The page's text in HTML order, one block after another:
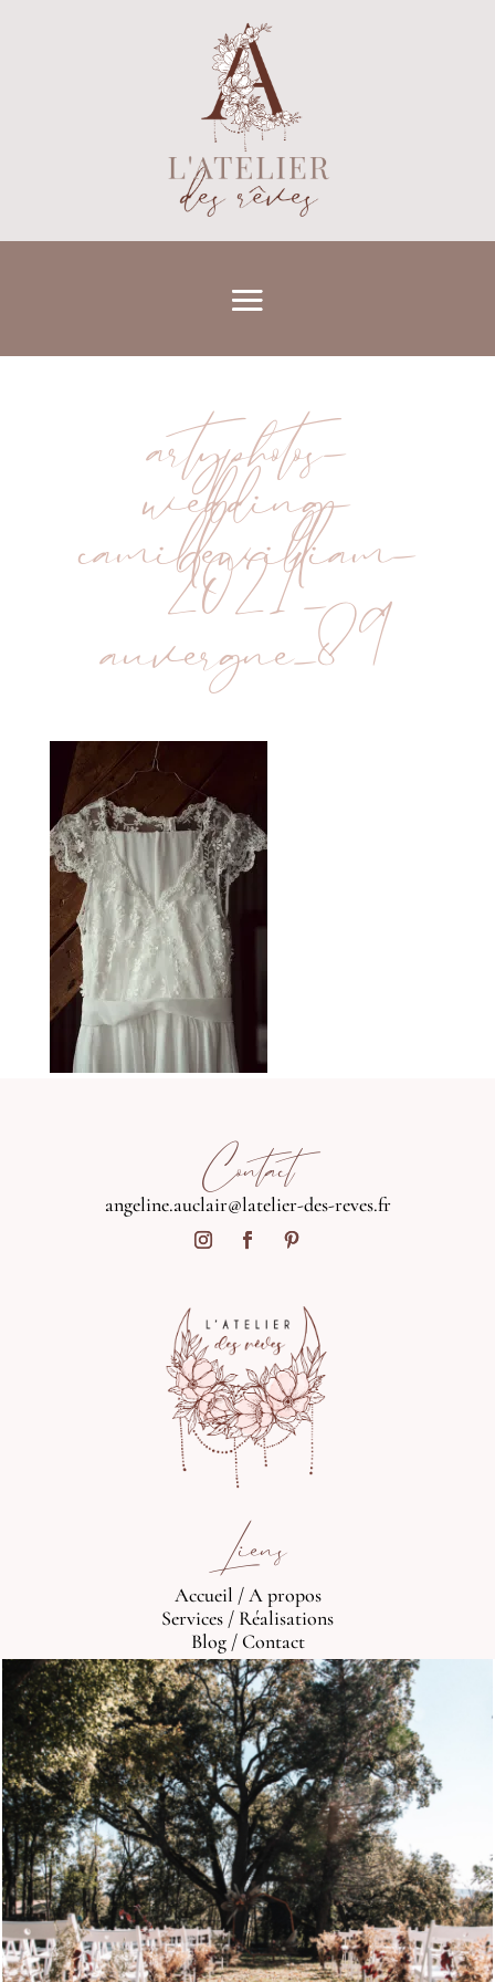
artyphotos-
wedding-
camillewilliam-
2021-
auvergne_89
Contact
angeline.auclair@latelier-des-reves.fr
Liens
Accueil /A propos
Services / Réalisations
Blog/Contact